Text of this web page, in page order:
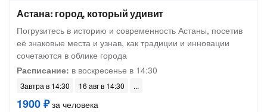
Астана: город, который удивит
Погрузитесь в историю и современность Астаны, посетив
её знаковые места и узнав, как традиции и инновации
сочетаются в облике города
Расписание: в воскресенье в 14:30
Завтра в 14:30 16 авг в 14:30
1900 ₽за человека